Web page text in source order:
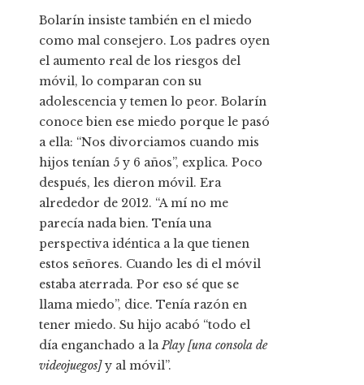
Bolarín insiste también en el miedo
como mal consejero. Los padres oyen
el aumento real de los riesgos del
móvil, lo comparan con su
adolescencia y temen lo peor. Bolarín
conoce bien ese miedo porque le pasó
a ella: “Nos divorciamos cuando mis
hijos tenían 5 y 6 años”, explica. Poco
después, les dieron móvil. Era
alrededor de 2012. “A mí no me
parecía nada bien. Tenía una
perspectiva idéntica a la que tienen
estos señores. Cuando les di el móvil
estaba aterrada. Por eso sé que se
llama miedo”, dice. Tenía razón en
tener miedo. Su hijo acabó “todo el
día enganchado a laPlay [una consola de
videojuegos]y al móvil”.